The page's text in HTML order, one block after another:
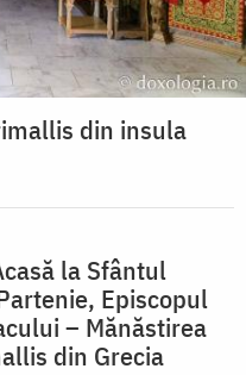
din insula
la Sfântul
Episcopul
– Mănăstirea
din Grecia